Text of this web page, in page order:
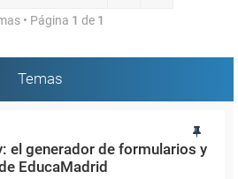
• Página 1 de 1
Temas
el generador de formularios y
EducaMadrid